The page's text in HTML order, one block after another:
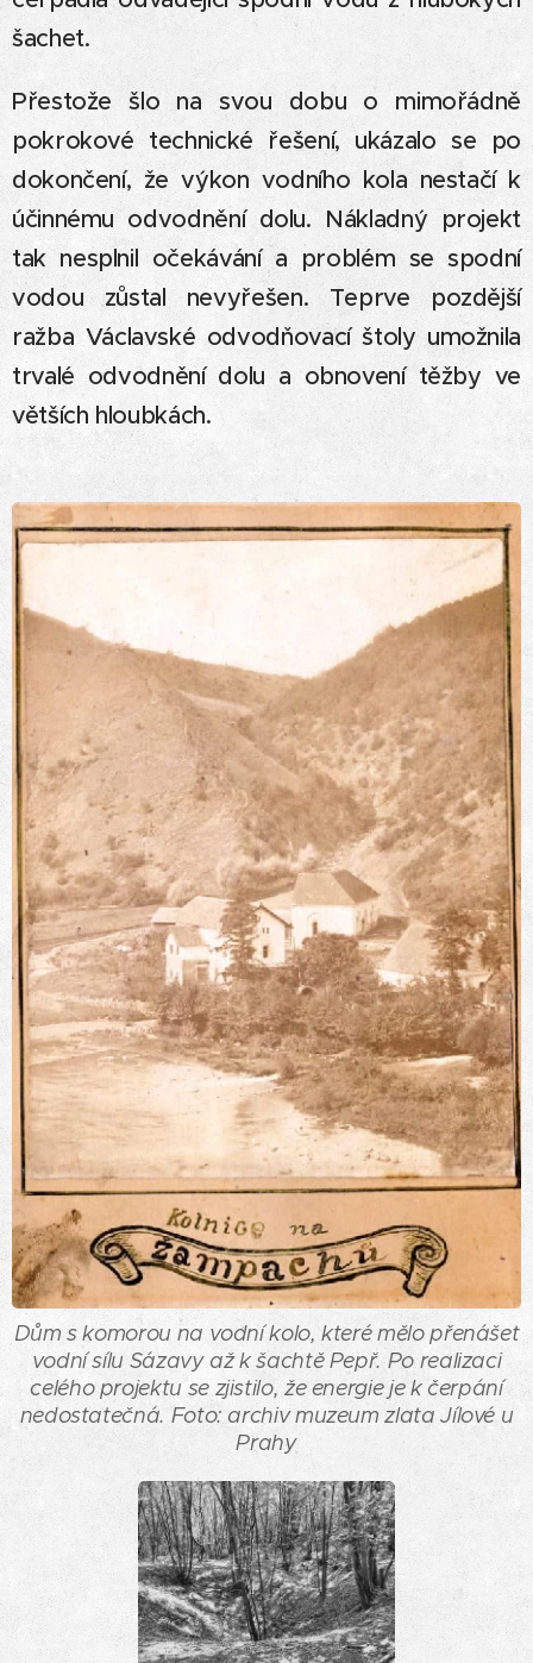
šachet.
Přestože šlo na svou dobu o mimořádně
pokrokové technické řešení, ukázalo se po
dokončení, že výkon vodního kola nestačí k
účinnému odvodnění dolu. Nákladný projekt
tak nesplnil očekávání a problém se spodní
vodou zůstal nevyřešen. Teprve pozdější
ražba Václavské odvodňovací štoly umožnila
trvalé odvodnění dolu a obnovení těžby ve
větších hloubkách.
Dům s komorou na vodní kolo, které mělo přenášet
vodní sílu Sázavy až k šachtě Pepř. Po realizaci
celého projektu se zjistilo, že energie je k čerpání
nedostatečná. Foto: archiv muzeum zlata Jílové u
Prahy